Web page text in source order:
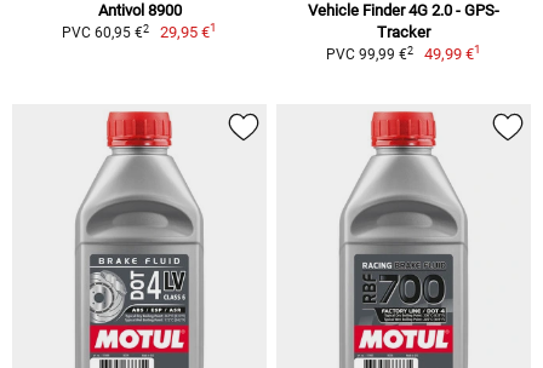
Antivol 8900
PVC 60,95 €2 29,95 €1
Vehicle Finder 4G 2.0 - GPS-
Tracker
PVC 99,99 €2 49,99 €1